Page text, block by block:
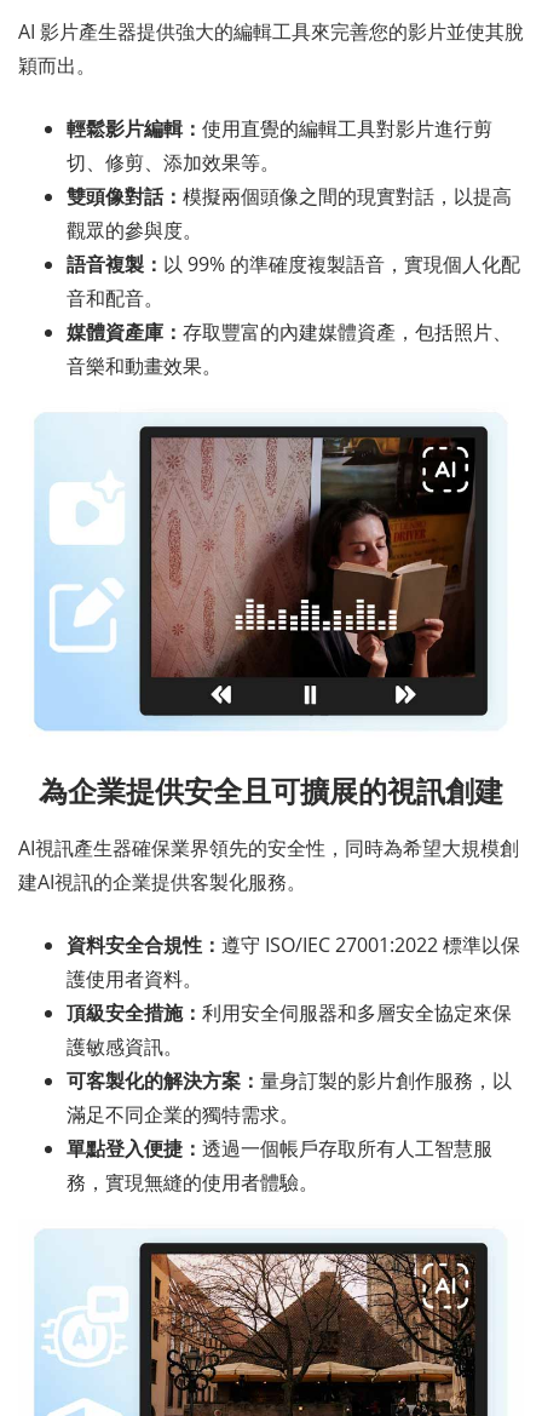
AI 影片產生器提供強大的編輯工具來完善您的影片並使其脫
穎而出。
輕鬆影片編輯： 使用直覺的編輯工具對影片進行剪
切、修剪、添加效果等。
雙頭像對話： 模擬兩個頭像之間的現實對話，以提高
觀眾的參與度。
語音複製： 以 99% 的準確度複製語音，實現個人化配
音和配音。
媒體資產庫： 存取豐富的內建媒體資產，包括照片、
音樂和動畫效果。
為企業提供安全且可擴展的視訊創建
AI視訊產生器確保業界領先的安全性，同時為希望大規模創
建AI視訊的企業提供客製化服務。
資料安全合規性： 遵守 ISO/IEC 27001:2022 標準以保
護使用者資料。
頂級安全措施： 利用安全伺服器和多層安全協定來保
護敏感資訊。
可客製化的解決方案： 量身訂製的影片創作服務，以
滿足不同企業的獨特需求。
單點登入便捷： 透過一個帳戶存取所有人工智慧服
務，實現無縫的使用者體驗。